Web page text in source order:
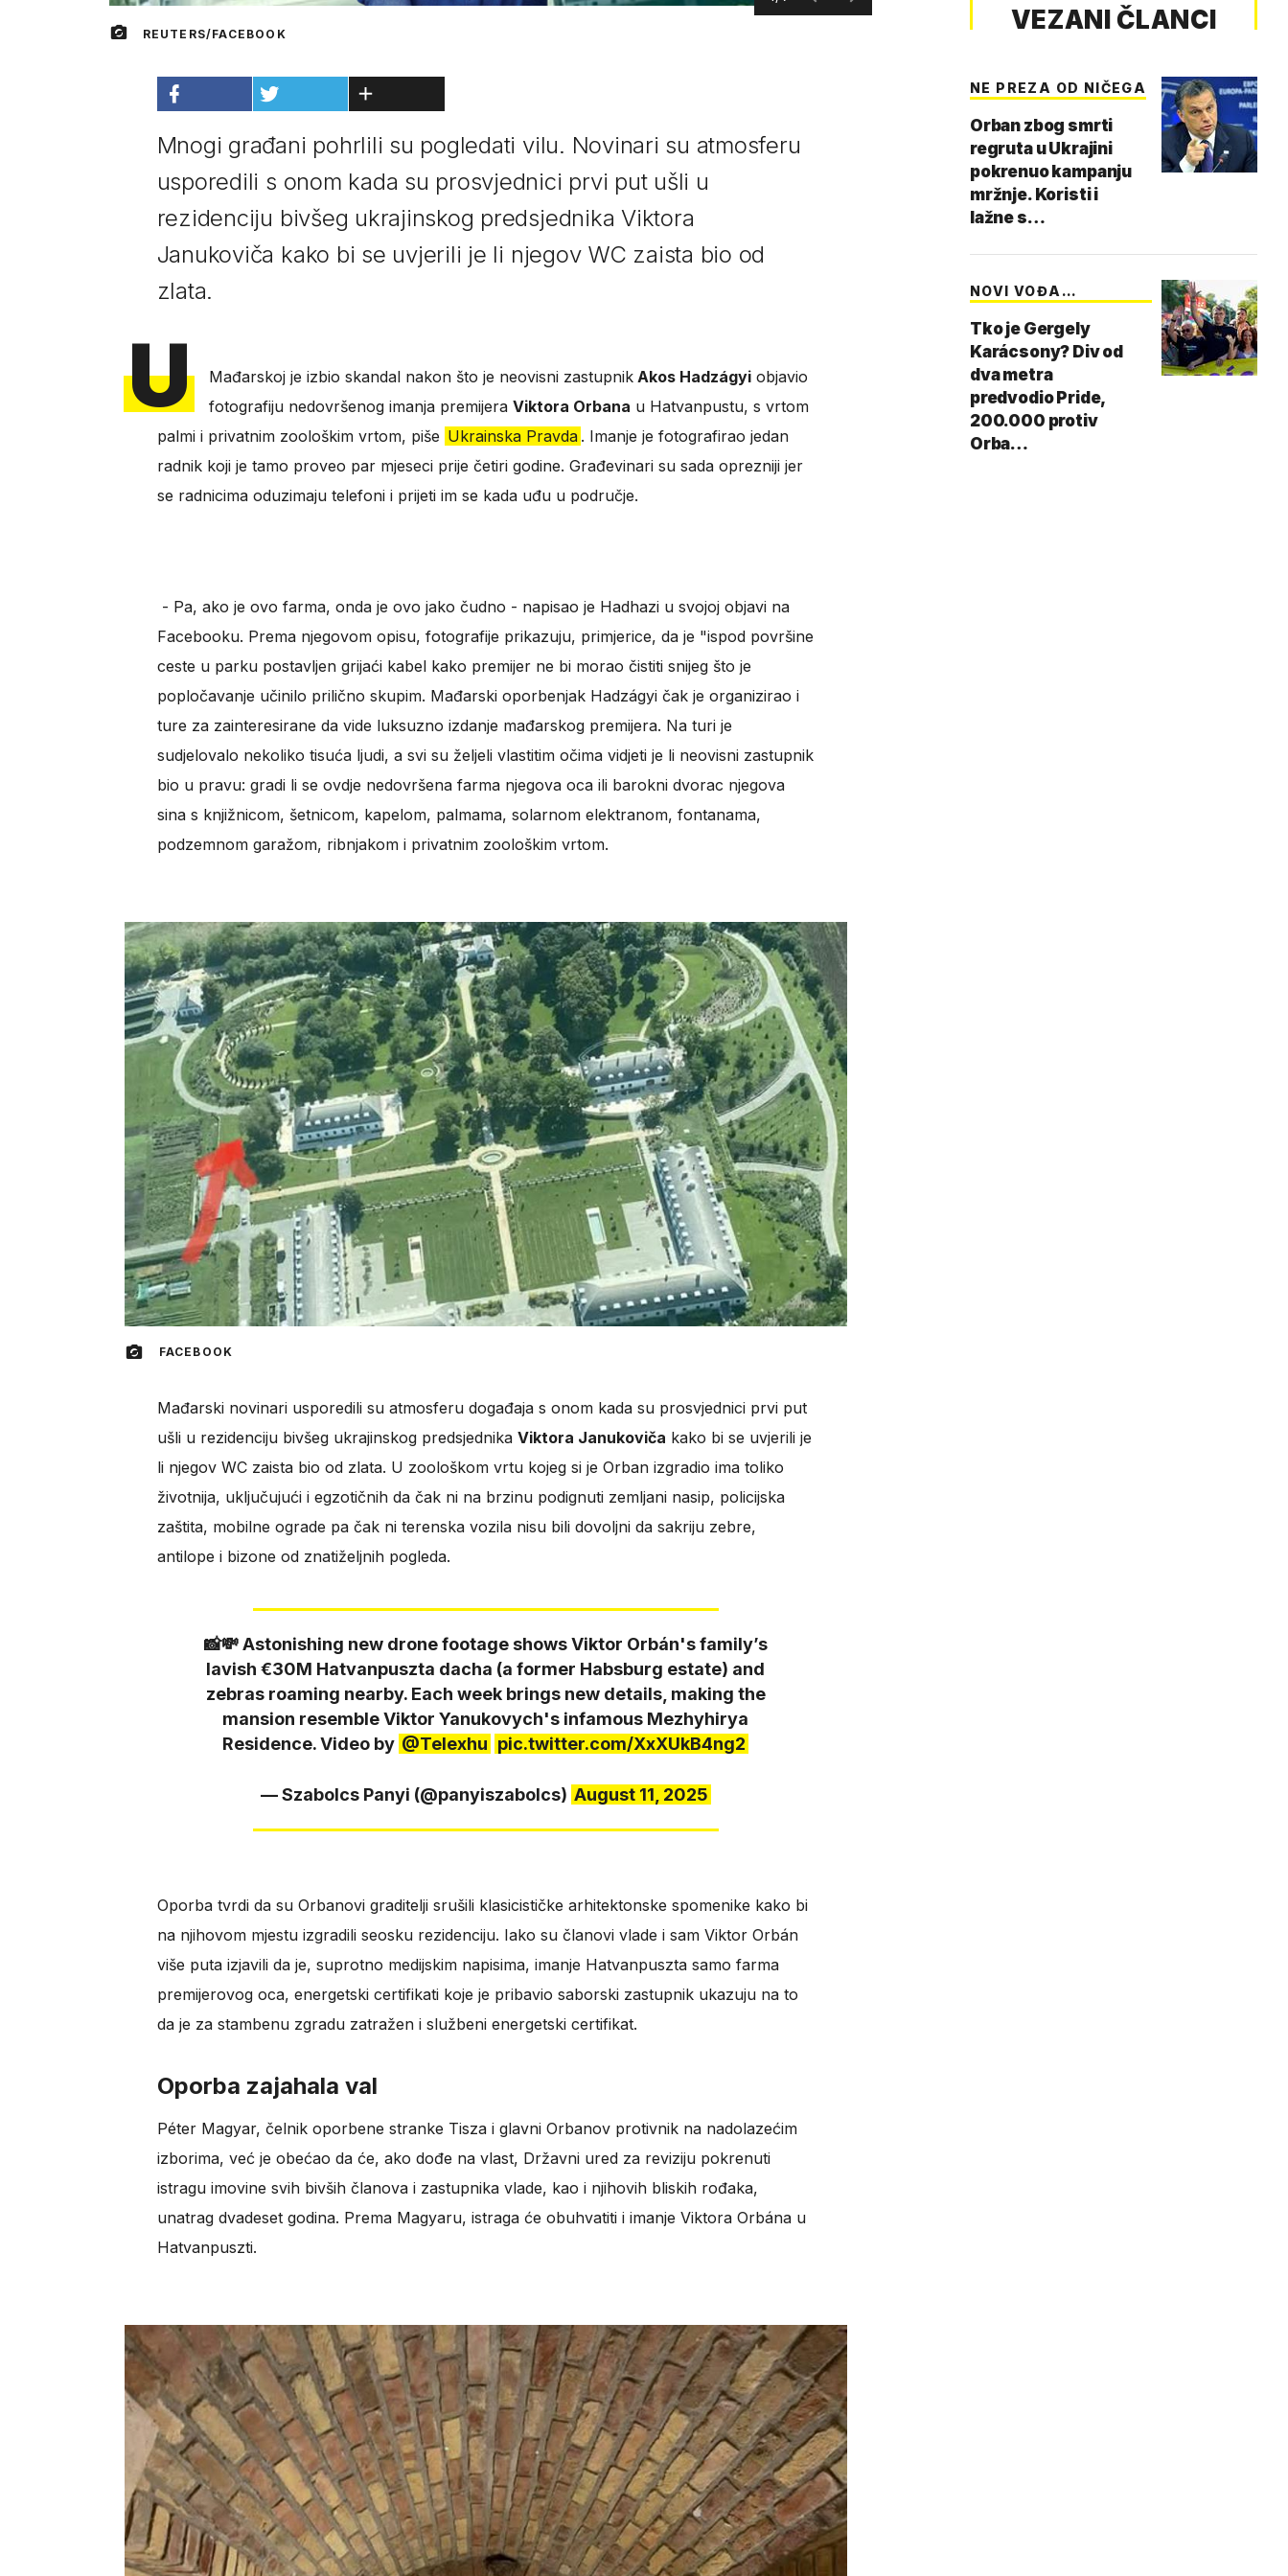
REUTERS/FACEBOOK
Mnogi građani pohrlili su pogledati vilu. Novinari su atmosferu
usporedili s onom kada su prosvjednici prvi put ušli u
rezidenciju bivšeg ukrajinskog predsjednika Viktora
Janukoviča kako bi se uvjerili je li njegov WC zaista bio od
zlata.
U Mađarskoj je izbio skandal nakon što je neovisni zastupnikAkos Hadzágyiobjavio
fotografiju nedovršenog imanja premijera Viktora Orbana u Hatvanpustu, s vrtom
palmi i privatnim zoološkim vrtom, piše Ukrainska Pravda . Imanje je fotografirao jedan
radnik koji je tamo proveo par mjeseci prije četiri godine. Građevinari su sada oprezniji jer
se radnicima oduzimaju telefoni i prijeti im se kada uđu u područje.
- Pa, ako je ovo farma, onda je ovo jako čudno - napisao je Hadhazi u svojoj objavi na
Facebooku. Prema njegovom opisu, fotografije prikazuju, primjerice, da je "ispod površine
ceste u parku postavljen grijaći kabel kako premijer ne bi morao čistiti snijeg što je
popločavanje učinilo prilično skupim. Mađarski oporbenjak Hadzágyi čak je organizirao i
ture za zainteresirane da vide luksuzno izdanje mađarskog premijera. Na turi je
sudjelovalo nekoliko tisuća ljudi, a svi su željeli vlastitim očima vidjeti je li neovisni zastupnik
bio u pravu: gradi li se ovdje nedovršena farma njegova oca ili barokni dvorac njegova
sina s knjižnicom, šetnicom, kapelom, palmama, solarnom elektranom, fontanama,
podzemnom garažom, ribnjakom i privatnim zoološkim vrtom.
FACEBOOK
Mađarski novinari usporedili su atmosferu događaja s onom kada su prosvjednici prvi put
ušli u rezidenciju bivšeg ukrajinskog predsjednika Viktora Janukoviča kako bi se uvjerili je
li njegov WC zaista bio od zlata. U zoološkom vrtu kojeg si je Orban izgradio ima toliko
životnija, uključujući i egzotičnih da čak ni na brzinu podignuti zemljani nasip, policijska
zaštita, mobilne ograde pa čak ni terenska vozila nisu bili dovoljni da sakriju zebre,
antilope i bizone od znatiželjnih pogleda.
📸💸 Astonishing new drone footage shows Viktor Orbán's family’s
lavish €30M Hatvanpuszta dacha (a former Habsburg estate) and
zebras roaming nearby. Each week brings new details, making the
mansion resemble Viktor Yanukovych's infamous Mezhyhirya
Residence. Video by @Telexhu pic.twitter.com/XxXUkB4ng2
— Szabolcs Panyi (@panyiszabolcs) August 11, 2025
Oporba tvrdi da su Orbanovi graditelji srušili klasicističke arhitektonske spomenike kako bi
na njihovom mjestu izgradili seosku rezidenciju. Iako su članovi vlade i sam Viktor Orbán
više puta izjavili da je, suprotno medijskim napisima, imanje Hatvanpuszta samo farma
premijerovog oca, energetski certifikati koje je pribavio saborski zastupnik ukazuju na to
da je za stambenu zgradu zatražen i službeni energetski certifikat.
Oporba zajahala val
Péter Magyar, čelnik oporbene stranke Tisza i glavni Orbanov protivnik na nadolazećim
izborima, već je obećao da će, ako dođe na vlast, Državni ured za reviziju pokrenuti
istragu imovine svih bivših članova i zastupnika vlade, kao i njihovih bliskih rođaka,
unatrag dvadeset godina. Prema Magyaru, istraga će obuhvatiti i imanje Viktora Orbána u
Hatvanpuszti.
VEZANI ČLANCI
NE PREZA OD NIČEGA
Orban zbog smrti
regruta u Ukrajini
pokrenuo kampanju
mržnje. Koristi i
lažne s…
NOVI VOĐA
Tko je Gergely
Karácsony? Div od
dva metra
predvodio Pride,
200.000 protiv
Orba…